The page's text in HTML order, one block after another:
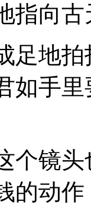
指向
地拍
如手
镜头
的动